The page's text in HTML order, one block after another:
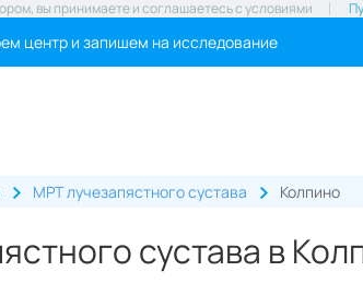
вы принимаете и соглашаетесь с условиями
центр и запишем на исследование
МРТ лучезапястного сустава Колпино
сустава в